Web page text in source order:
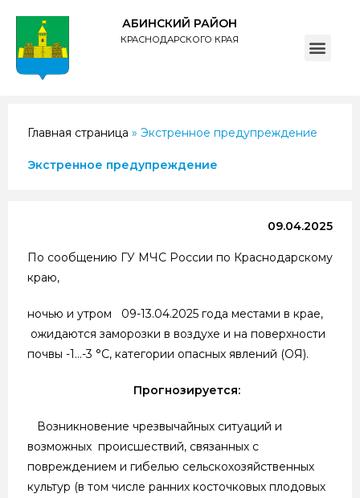
АБИНСКИЙ РАЙОН
КРАСНОДАРСКОГО КРАЯ
Главная страница » Экстренное предупреждение
Экстренное предупреждение
09.04.2025
По сообщению ГУ МЧС России по Краснодарскому
краю,
ночью и утром 09-13.04.2025 года местами в крае,
ожидаются заморозки в воздухе и на поверхности
почвы -1…-3 °C, категории опасных явлений (ОЯ).
Прогнозируется:
Возникновение чрезвычайных ситуаций и
возможных происшествий, связанных с
повреждением и гибелью сельскохозяйственных
культур (в том числе ранних косточковых плодовых